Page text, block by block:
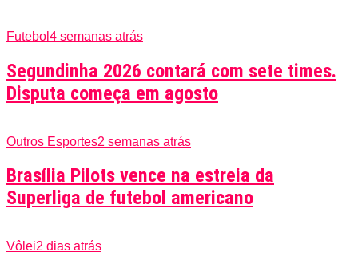
Futebol 4 semanas atrás
Segundinha 2026 contará com sete times.
Disputa começa em agosto
Outros Esportes2 semanas atrás
Brasília Pilots vence na estreia da
Superliga de futebol americano
Vôlei2 dias atrás